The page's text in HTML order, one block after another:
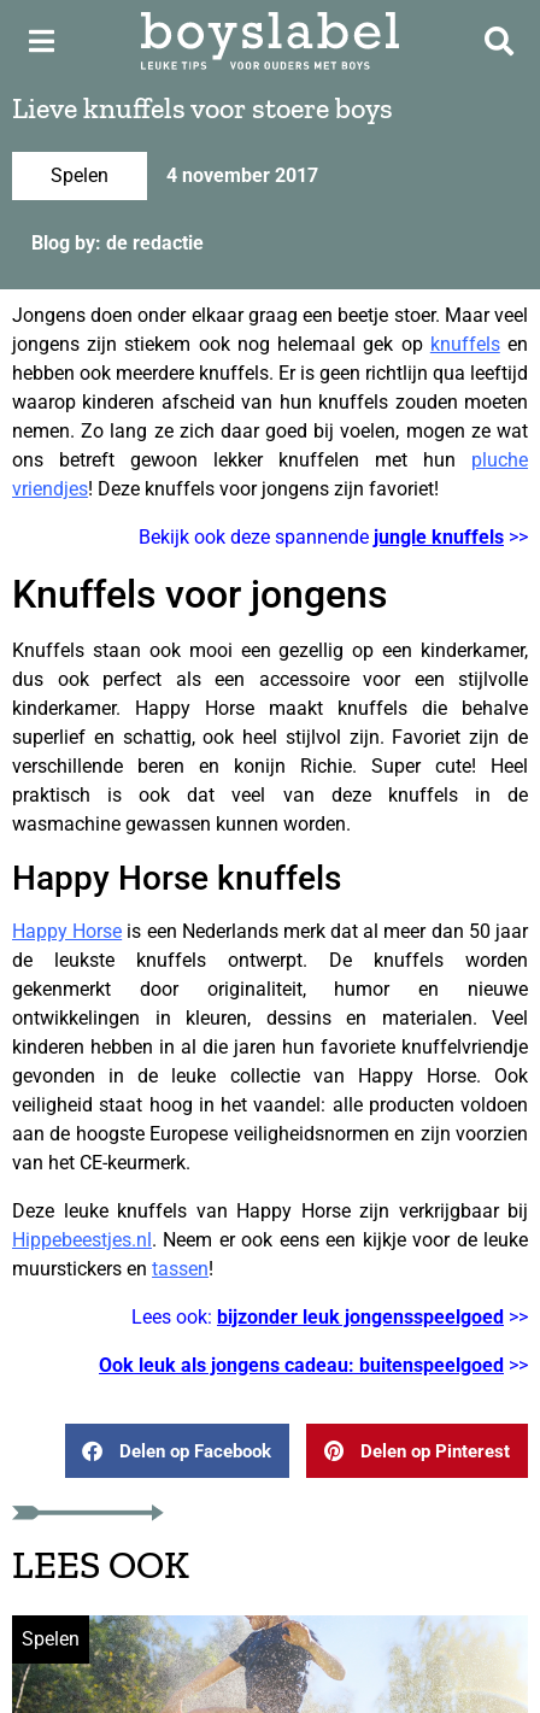
Lieve knuffels voor stoere boys
Spelen 4 november 2017
Blog by: de redactie
Jongens doen onder elkaar graag een beetje stoer. Maar veel
jongens zijn stiekem ook nog helemaal gek op knuffelsen
hebben ook meerdere knuffels. Er is geen richtlijn qua leeftijd
waarop kinderen afscheid van hun knuffels zouden moeten
nemen. Zo lang ze zich daar goed bij voelen, mogen ze wat
ons betreft gewoon lekker knuffelen met hun pluche
vriendjes! Deze knuffels voor jongens zijn favoriet!
Bekijk ook deze spannende jungle knuffels >>
Knuffels voor jongens
Knuffels staan ook mooi een gezellig op een kinderkamer,
dus ook perfect als een accessoire voor een stijlvolle
kinderkamer. Happy Horse maakt knuffels die behalve
superlief en schattig, ook heel stijlvol zijn. Favoriet zijn de
verschillende beren en konijn Richie. Super cute! Heel
praktisch is ook dat veel van deze knuffels in de
wasmachine gewassen kunnen worden.
Happy Horse knuffels
Happy Horse is een Nederlands merk dat al meer dan 50 jaar
de leukste knuffels ontwerpt. De knuffels worden
gekenmerkt door originaliteit, humor en nieuwe
ontwikkelingen in kleuren, dessins en materialen. Veel
kinderen hebben in al die jaren hun favoriete knuffelvriendje
gevonden in de leuke collectie van Happy Horse. Ook
veiligheid staat hoog in het vaandel: alle producten voldoen
aan de hoogste Europese veiligheidsnormen en zijn voorzien
van het CE-keurmerk.
Deze leuke knuffels van Happy Horse zijn verkrijgbaar bij
Hippebeestjes.nl. Neem er ook eens een kijkje voor de leuke
muurstickers en tassen!
Lees ook: bijzonder leuk jongensspeelgoed >>
Ook leuk als jongens cadeau: buitenspeelgoed >>
Delen op Facebook Delen op Pinterest
LEES OOK
Spelen